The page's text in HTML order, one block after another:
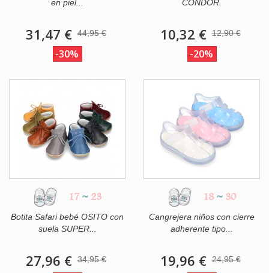
en piel...
31,47 € 44,95 €
-30%
CONDOR.
10,32 € 12,90 €
-20%
17 ~ 23
Botita Safari bebé OSITO con
suela SUPER...
27,96 € 34,95 €
18 ~ 30
Cangrejera niños con cierre
adherente tipo...
19,96 € 24,95 €